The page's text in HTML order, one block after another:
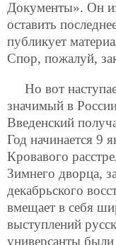
Документы». Он
оставить
публикует
Спор, пожалуй,
Но вот
значимый в
Введенский
Год начинается 9
Кровавого
Зимнего дворца,
декабрьского
вмещает в себя
выступлений
универсанты